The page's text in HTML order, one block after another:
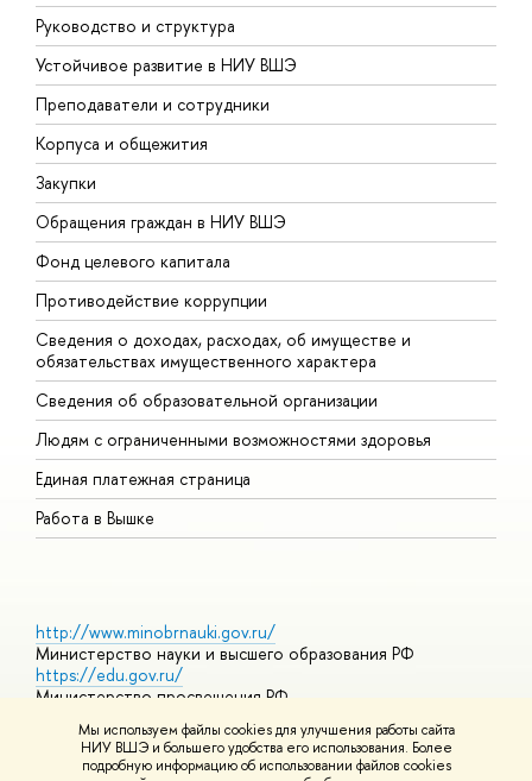
Мы используем файлы cookies для улучшения работы сайта
НИУ ВШЭ и большего удобства его использования. Более
подробную информацию об использовании файлов cookies
Руководство и структура
Устойчивое развитие в НИУ ВШЭ
Преподаватели и сотрудники
Корпуса и общежития
Закупки
Обращения граждан в НИУ ВШЭ
Фонд целевого капитала
Противодействие коррупции
Сведения о доходах, расходах, об имуществе и
обязательствах имущественного характера
Сведения об образовательной организации
Людям с ограниченными возможностями здоровья
Единая платежная страница
Работа в Вышке
http://www.minobrnauki.gov.ru/
Министерство науки и высшего образования РФ
https://edu.gov.ru/
Министерство просвещения РФ
https://elearning.hse.ru/mooc
Массовые открытые онлайн-курсы